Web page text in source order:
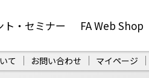
ト・セミナー FA Web Shop
て お問い合わせ マイページ